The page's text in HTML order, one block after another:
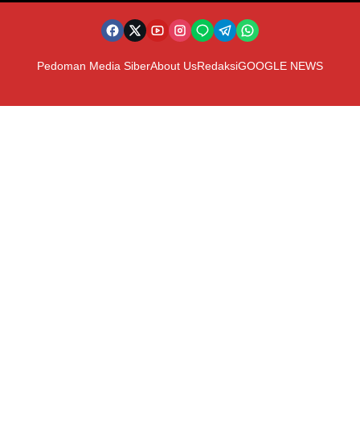
Pedoman Media SiberAbout UsRedaksiGOOGLE NEWS